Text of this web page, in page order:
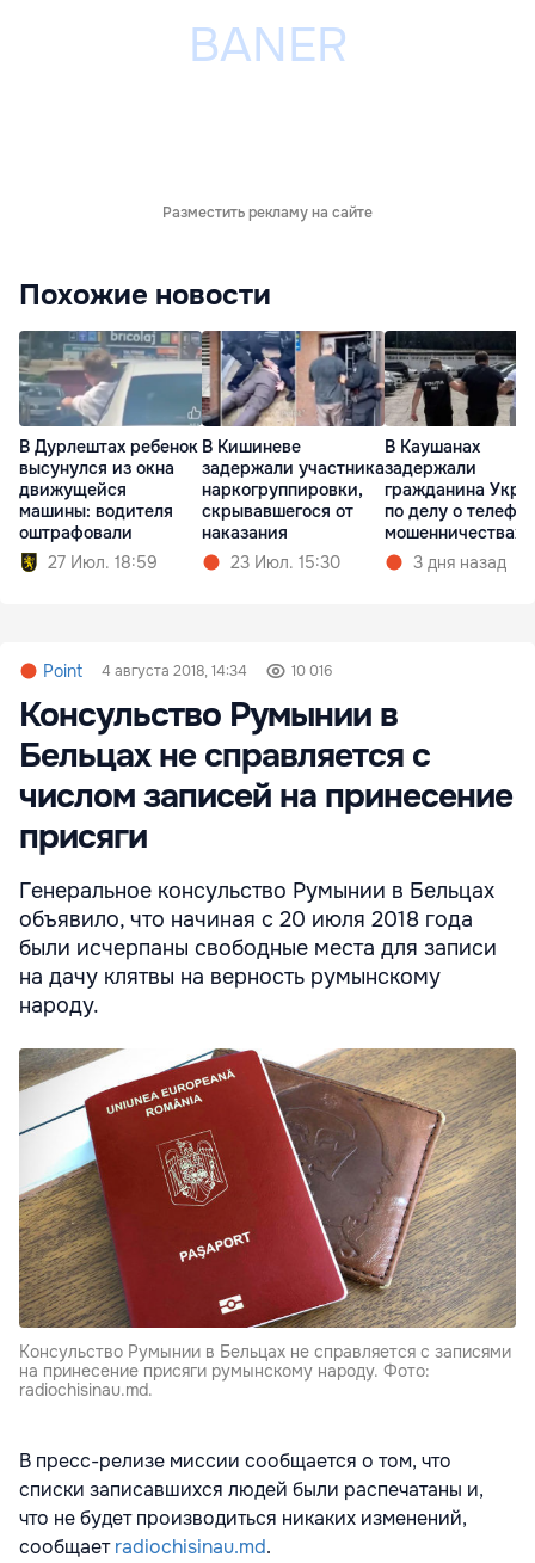
Разместить рекламу на сайте
Похожие новости
В Дурлештах ребенок
высунулся из окна
движущейся
машины: водителя
оштрафовали
27 Июл. 18:59
В Кишиневе
задержали участника
наркогруппировки,
скрывавшегося от
наказания
23 Июл. 15:30
В Каушанах
задержали
гражданина
по делу о
мошенничествах
3 дня назад
Point 4 августа 2018, 14:34 10 016
Консульство Румынии в
Бельцах не справляется с
числом записей на принесение
присяги
Генеральное консульство Румынии в Бельцах
объявило, что начиная с 20 июля 2018 года
были исчерпаны свободные места для записи
на дачу клятвы на верность румынскому
народу.
Консульство Румынии в Бельцах не справляется с записями
на принесение присяги румынскому народу. Фото:
radiochisinau.md.
В пресс-релизе миссии сообщается о том, что
списки записавшихся людей были распечатаны и,
что не будет производиться никаких изменений,
сообщаетradiochisinau.md.